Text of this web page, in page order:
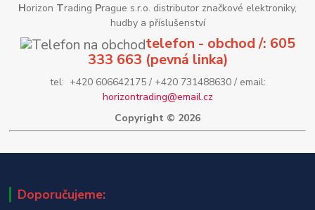
Horizon Trading Prague s.r.o. distributor značkové elektroniky,
hudby a příslušenství
telefon - obchod /: 605
333 663 (pevná linka)
tel: +420 606642175 / +420 731488630 / email:
horizontrading@email.cz
Copyright © 2026
Doporučujeme: